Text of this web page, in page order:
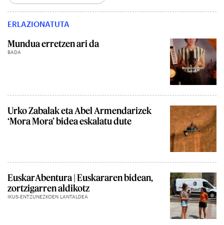
ERLAZIONATUTA
Mundua erretzen ari da
BADA
Urko Zabalak eta Abel Armendarizek
‘Mora Mora’ bidea eskalatu dute
EuskarAbentura | Euskararen bidean,
zortzigarren aldikotz
IKUS-ENTZUNEZKOEN LANTALDEA